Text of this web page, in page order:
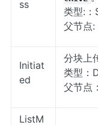
ss
类型:
父节点
Initiat
ed
分块上
类型：
父节点
ListM